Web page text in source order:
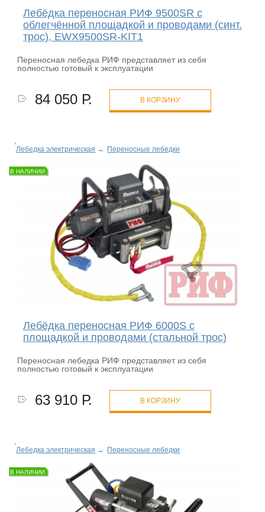
Лебёдка переносная РИФ 9500SR c
облегчённой площадкой и проводами (синт.
трос), EWX9500SR-KIT1
Переносная лебедка РИФ представляет из себя
полностью готовый к эксплуатации
84 050 Р. В КОРЗИНУ
Лебедка электрическая → Переносные лебедки
В НАЛИЧИИ
Лебёдка переносная РИФ 6000S c
площадкой и проводами (стальной трос)
Переносная лебедка РИФ представляет из себя
полностью готовый к эксплуатации
63 910 Р. В КОРЗИНУ
Лебедка электрическая → Переносные лебедки
В НАЛИЧИИ